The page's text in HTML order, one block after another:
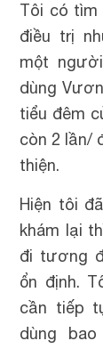
Tôi có tìm
điều trị
một
dùng
tiểu đêm
còn 2 lần/
thiện.
Hiện tôi
khám lại
đi tương
ổn định.
cần tiếp
dùng